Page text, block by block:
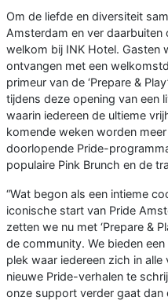
Om de liefde en diversiteit
Amsterdam en ver
welkom bij INK Hotel. Gasten
ontvangen met een
primeur van de ‘Prepare &
tijdens deze opening van een
waarin iedereen de ultieme
komende weken worden
doorlopende Pride-
populaire Pink Brunch en de
“Wat begon als een intieme
iconische start van Pride
zetten we nu met ‘Prepare &
de community. We bieden
plek waar iedereen zich in
nieuwe Pride-verhalen te
onze support verder gaat dan